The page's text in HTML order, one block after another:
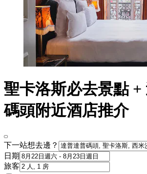
聖卡洛斯必去景點 +
碼頭附近酒店推介
下一站想去邊？
日期
旅客